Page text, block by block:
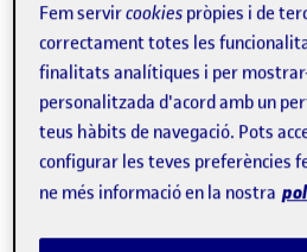
Metodologia 100%
1a. universitat online
Acompanyament
Fem servircookies pròpies i de
correctament totes les
finalitats analítiques i per
personalitzada d'acord amb un
teus hàbits de navegació. Pots
configurar les teves preferències
ne més informació en la nostra